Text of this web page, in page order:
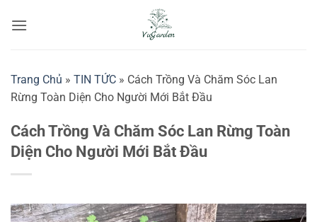
qua
Trang Chủ » TIN TỨC » Cách Trồng Và Chăm Sóc Lan
Rừng Toàn Diện Cho Người Mới Bắt Đầu
Cách Trồng Và Chăm Sóc Lan Rừng Toàn
Diện Cho Người Mới Bắt Đầu